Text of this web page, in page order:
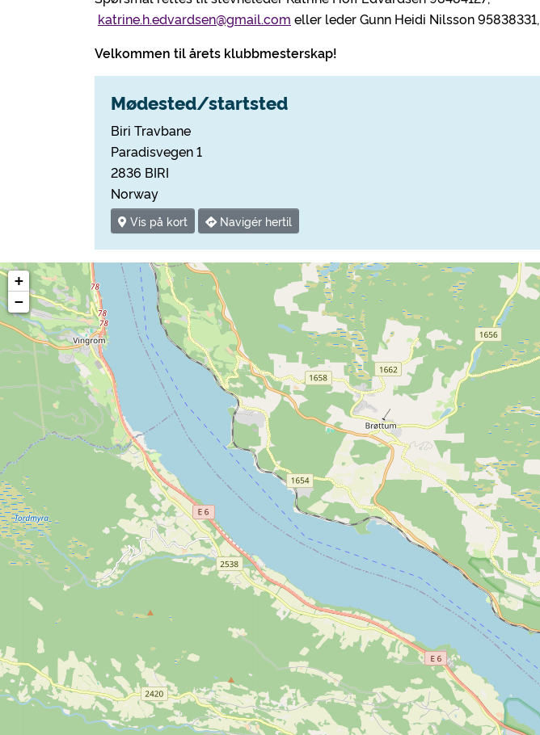
katrine.h.edvardsen@gmail.com eller leder Gunn Heidi Nilsson 95838331,
Velkommen til årets klubbmesterskap!
Mødested/startsted
Biri Travbane
Paradisvegen 1
2836 BIRI
Norway
Vis på kort Navigér hertil
+
−